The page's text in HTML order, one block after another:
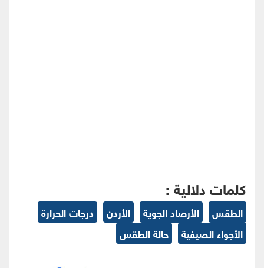
كلمات دلالية :
الطقس الأرصاد الجوية الأردن
درجات الحرارة
الأجواء الصيفية
حالة الطقس